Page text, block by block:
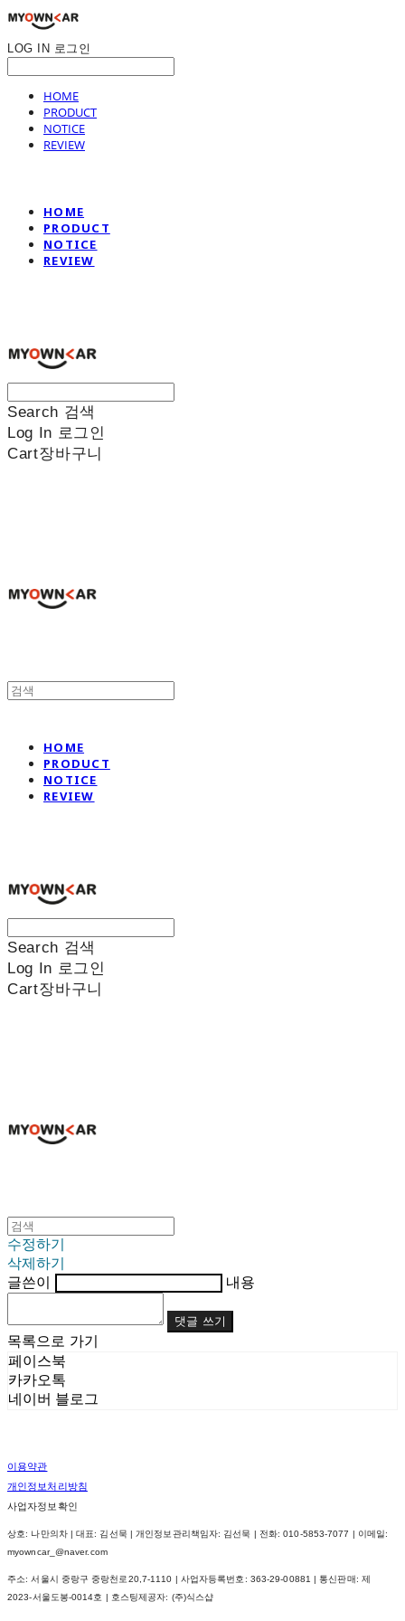
LOG IN 로그인
HOME
PRODUCT
NOTICE
REVIEW
HOME
PRODUCT
NOTICE
REVIEW
Search 검색
Log In 로그인
Cart장바구니
HOME
PRODUCT
NOTICE
REVIEW
Search 검색
Log In 로그인
Cart장바구니
수정하기
삭제하기
글쓴이
내용
댓글 쓰기
목록으로 가기
페이스북
카카오톡
네이버 블로그
이용약관
개인정보처리방침
사업자정보확인
상호: 나만의차 | 대표: 김선묵 | 개인정보관리책임자: 김선묵 | 전화: 010-5853-7077 | 이메일:
myowncar_@naver.com
주소: 서울시 중랑구 중랑천로20,7-1110 | 사업자등록번호: 363-29-00881 | 통신판매: 제
2023-서울도봉-0014호
| 호스팅제공자: (주)식스샵